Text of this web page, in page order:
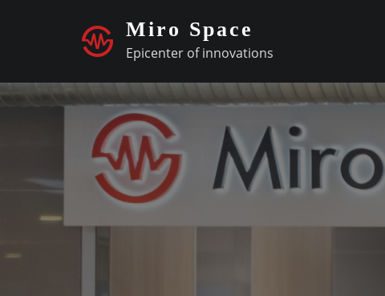
Miro Space
Epicenter of innovations